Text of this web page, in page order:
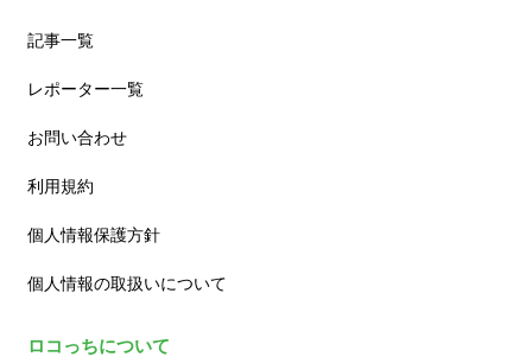
記事一覧
レポーター一覧
お問い合わせ
利用規約
個人情報保護方針
個人情報の取扱いについて
ロコっちについて